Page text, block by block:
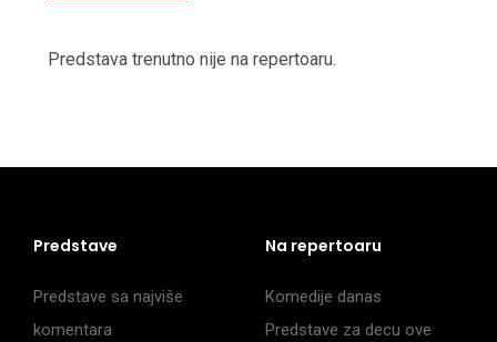
Predstava trenutno nije na repertoaru.
Predstave
Predstave sa najviše
komentara
Na repertoaru
Komedije danas
Predstave za decu ove